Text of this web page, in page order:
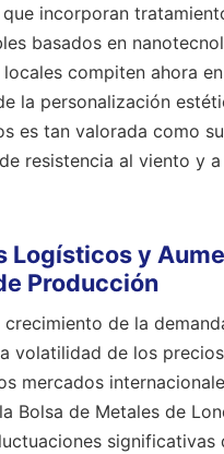
incorporan
basados en
compiten ahora
la personalización
es tan valorada como
resistencia al viento y
Logísticos y
Producción
crecimiento de la
volatilidad de los
mercados
Bolsa de Metales de
significativas